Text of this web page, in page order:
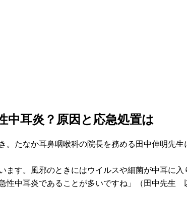
中耳炎？原因と応急処置は
たなか耳鼻咽喉科の院長を務める田中伸明先
ます。風邪のときにはウイルスや細菌が中耳に
性中耳炎であることが多いですね」（田中先生